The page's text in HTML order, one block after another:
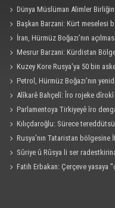
Dünya Müslüman Alimler
destek
Başkan Barzani: Kürt meselesi
İran, Hürmüz Boğazı’nın
Mesrur Barzani: Kürdistan
Kuzey Kore Rusya'ya 50 bin
Petrol, Hürmüz Boğazı'nın
Alîkarê Bahçelî: Îro rojeke dîrokî
Parlamentoya Tirkiyeyê îro
Kılıçdaroğlu: Sürece
Rusya’nın Tataristan bölgesine
Sûriye û Rûsya li ser
hev kirin
Fatih Erbakan: Çerçeve yasaya